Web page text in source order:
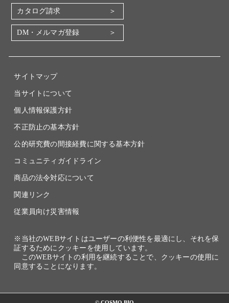
地図・アクセス（本社）
IR情報
電子公告
カタログ請求
DM・メルマガ登録
サイトマップ
当サイトについて
個人情報保護方針
不正防止の基本方針
公的研究費の間接経費に関する基本方針
コミュニティガイドライン
商品の法令対応について
関連リンク
従業員向け災害情報
※当社のWEBサイトはユーザーの利便性を最適にし、それを保
証するためにクッキーを使用しています。
このWEBサイトの利用を継続することで、クッキーの使用に
同意することになります。